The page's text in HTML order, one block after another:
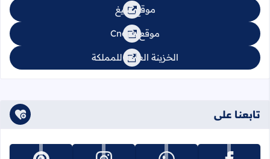
موقع تبليغ
موقع Cnops
الخزينة العامة للمملكة
تابعنا على